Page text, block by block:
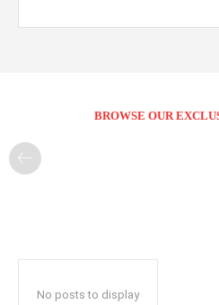
BROWSE OUR
No posts to display